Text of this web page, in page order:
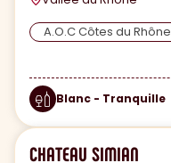
A.O.C Côtes du Rhône
Blanc - Tranquille
CHATEAU SIMIAN